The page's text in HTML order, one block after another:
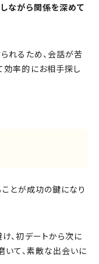
ながら関係を深めて
れるため、会話が苦
率的にお相手探し
とが成功の鍵になり
、初デートから次に
いて、素敵な出会いに